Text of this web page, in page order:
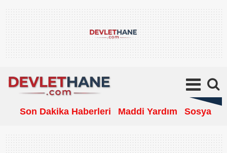
Son Dakika Haberleri Maddi Yardım Sosyal